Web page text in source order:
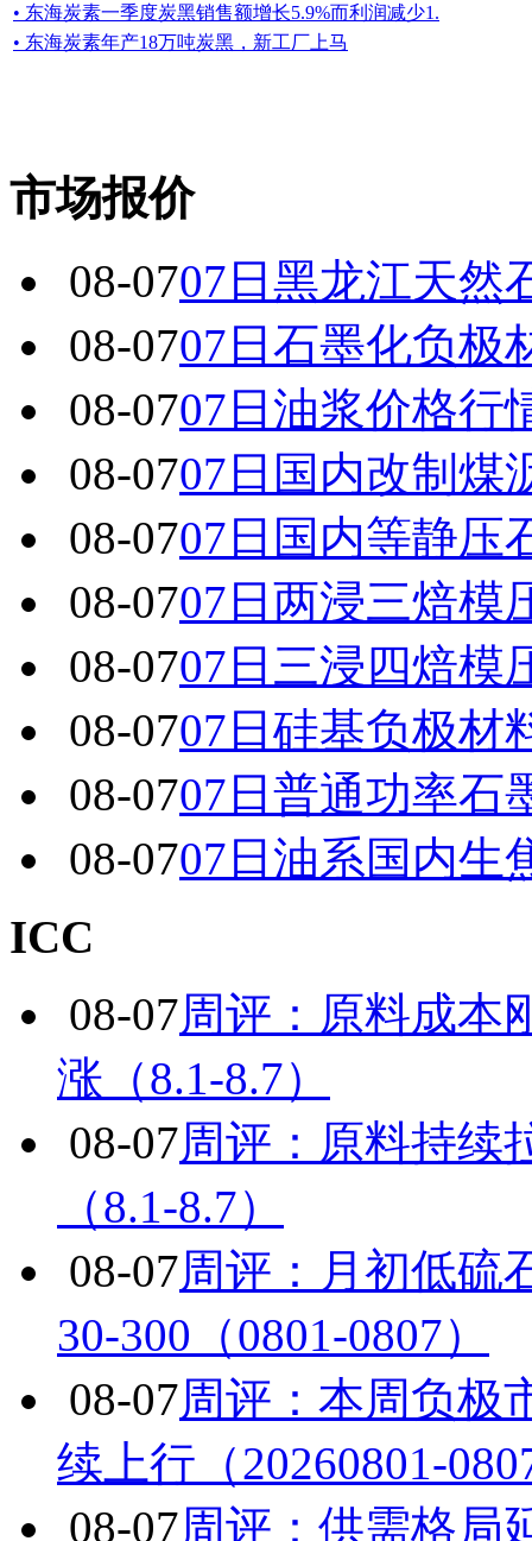
• 东海炭素一季度炭黑销售额增长5.9%而利润减少1.
• 东海炭素年产18万吨炭黑，新工厂上马
市场报价
08-0707日黑龙江天然
08-0707日石墨化负极
08-0707日油浆价格行
08-0707日国内改制煤
08-0707日国内 等静压
08-0707日两浸三焙模
08-0707日三浸四焙模
08-0707日硅基负极材
08-0707日普通功率石
08-0707日油系国内生
ICC
08-07周评：原料成本
涨（8.1-8.7）
08-07周评：原料持续
（8.1-8.7）
08-07周评：月初低硫
30-300（0801-0807）
08-07周评：本周负极
续上行（20260801-
08-07周评：供需格局